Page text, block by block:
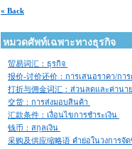
« Back
หมวดศัพท์เฉพาะทางธุรกิจ
贸易词汇：ธุรกิจ
报价-讨价还价：การเสนอราคา/กา
打折与佣金词汇：ส่วนลดและค่านา
交货：การส่งมอบสินค้า
汇款条件：เงื่อนไขการชำระเงิน
钱币：สกุลเงิน
采购及供应缩略语 คำย่อในวงการ